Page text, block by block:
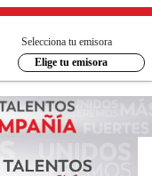
Selecciona tu emisora
Elige tu emisora